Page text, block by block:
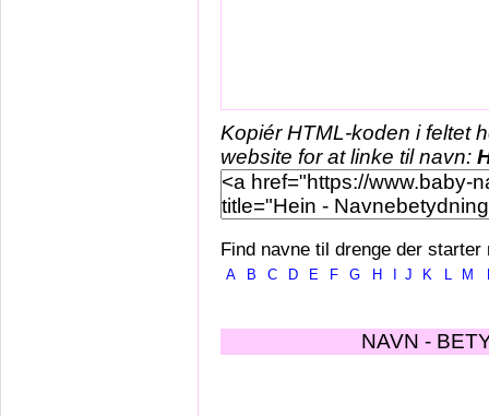
Kopiér HTML-koden i feltet
website for at linke til navn:
Find navne til drenge der starter
A B C D E F G H J K L M
NAVN -